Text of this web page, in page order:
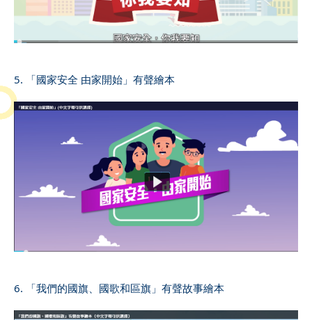
5. 「國家安全 由家開始」有聲繪本
6. 「我們的國旗、國歌和區旗」有聲故事繪本